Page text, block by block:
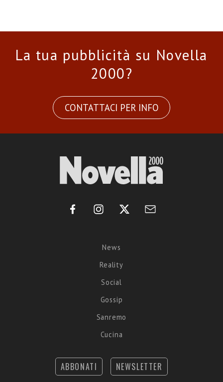
La tua pubblicità su Novella
2000?
CONTATTACI PER INFO
News
Reality
Social
Gossip
Sanremo
Cucina
ABBONATI NEWSLETTER